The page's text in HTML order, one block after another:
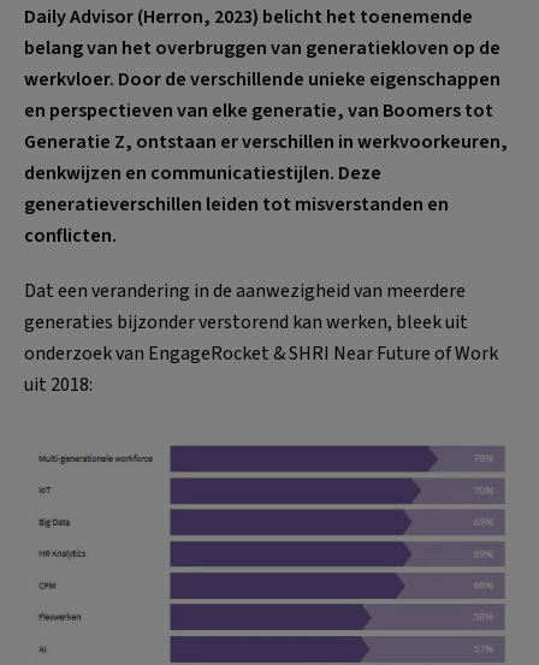
Daily Advisor (Herron, 2023) belicht het toenemende
belang van het overbruggen van generatiekloven op de
werkvloer. Door de verschillende unieke eigenschappen
en perspectieven van elke generatie, van Boomers tot
Generatie Z, ontstaan er verschillen in werkvoorkeuren,
denkwijzen en communicatiestijlen. Deze
generatieverschillen leiden tot misverstanden en
conflicten.
Dat een verandering in de aanwezigheid van meerdere
generaties bijzonder verstorend kan werken, bleek uit
onderzoek van EngageRocket & SHRI Near Future of Work
uit 2018: